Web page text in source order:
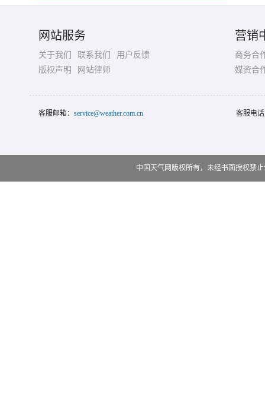
网站服务
关于我们 联系我们
用户反馈
版权声明
网站律师
营销
商务合
媒资合
客服邮箱： service@weather.com.cn 客服电
中国天气网版权所有，未经书面授权